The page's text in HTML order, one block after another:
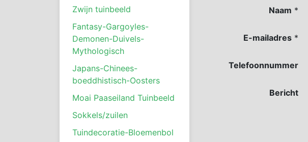
Zwijn tuinbeeld
Fantasy-Gargoyles-
Demonen-Duivels-
Mythologisch
Japans-Chinees-
boeddhistisch-Oosters
Moai Paaseiland Tuinbeeld
Sokkels/zuilen
Tuindecoratie-Bloemenbol
Naam *
E-mailadres*
Telefoonnummer
Bericht